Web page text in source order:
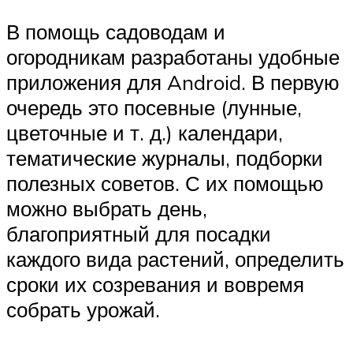
В помощь садоводам и
огородникам разработаны удобные
приложения для Android. В первую
очередь это посевные (лунные,
цветочные и т. д.) календари,
тематические журналы, подборки
полезных советов. С их помощью
можно выбрать день,
благоприятный для посадки
каждого вида растений, определить
сроки их созревания и вовремя
собрать урожай.